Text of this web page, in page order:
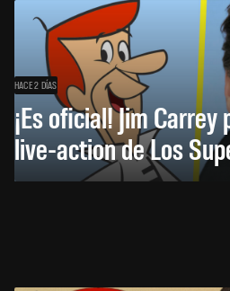
HACE 2 DÍAS
¡Es oficial! Jim
live-action de Los